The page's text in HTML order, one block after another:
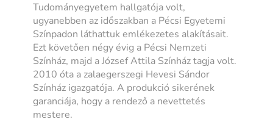
Tudományegyetem hallgatója volt,
ugyanebben az időszakban a Pécsi Egyetemi
Színpadon láthattuk emlékezetes alakításait.
Ezt követően négy évig a Pécsi Nemzeti
Színház, majd a József Attila Színház tagja volt.
2010 óta a zalaegerszegi Hevesi Sándor
Színház igazgatója. A produkció sikerének
garanciája, hogy a rendező a nevettetés
mestere.